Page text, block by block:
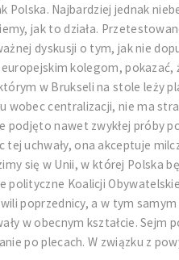
Najbardziej jednak
jak to działa.
dyskusji o tym, jak nie
kolegom,
w Brukseli na stole leży
wobec centralizacji, nie ma
nawet zwykłej próby
uchwały, ona akceptuje
się w Unii, w której Polska
Koalicji
poprzednicy, a w tym
w obecnym kształcie. Sejm
po plecach. W związku z